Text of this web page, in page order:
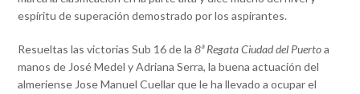
espíritu de superación demostrado por los aspirantes.
Resueltas las victorias Sub 16 de la8ª Regata Ciudad del Puertoa
manos de José Medel y Adriana Serra, la buena actuación del
almeriense Jose Manuel Cuellar que le ha llevado a ocupar el